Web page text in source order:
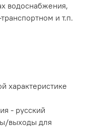
водоснабжения,
и т.п.
характеристике
- русский
выходы для